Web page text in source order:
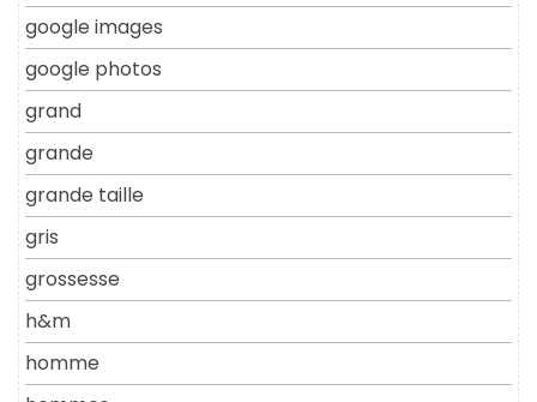
google images
google photos
grand
grande
grande taille
gris
grossesse
h&m
homme